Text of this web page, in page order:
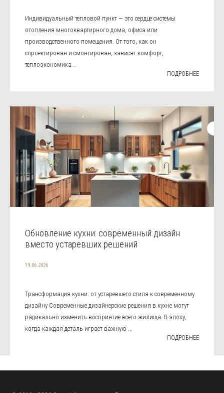
Индивидуальный тепловой пункт — это сердце системы
отопления многоквартирного дома, офиса или
производственного помещения. От того, как он
спроектирован и смонтирован, зависят комфорт,
теплоэкономика ...
ПОДРОБНЕЕ
Обновление кухни: современный дизайн
вместо устаревших решений
19.06.2026
Трансформация кухни: от устаревшего стиля к современному
дизайну Современные дизайнерские решения в кухне могут
радикально изменить восприятие всего жилища. В эпоху,
когда каждая деталь играет важную ...
ПОДРОБНЕЕ